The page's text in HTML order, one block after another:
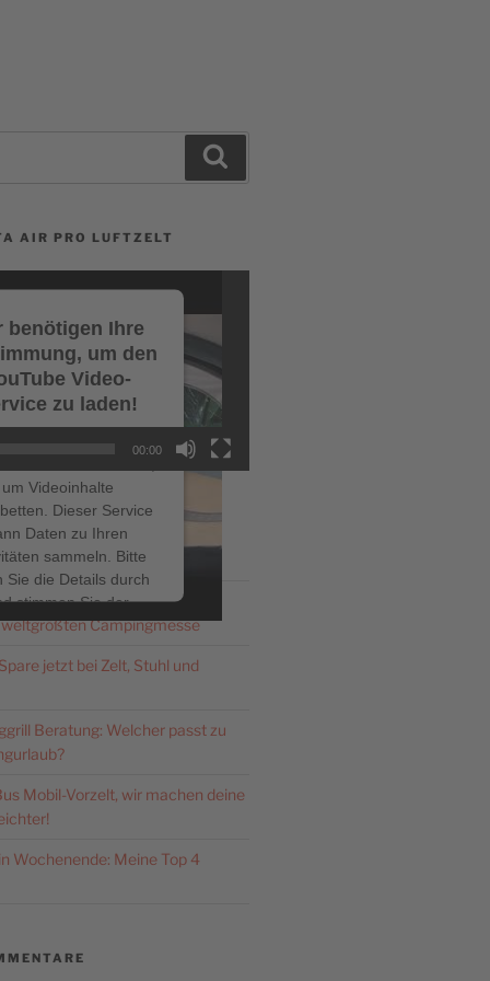
AIR PRO LUFTZELT
benötigen Ihre
um den
Video-
zu laden!
um Videoinhalte
Dieser Service
Daten zu Ihren
sammeln. Bitte
Sie die Details durch
stimmen Sie der
des Service zu, um
Akzeptieren
Usercentrics
Management
&eRecht24
00:00
2026: Zeldi.de – dein
Campingmesse
jetzt bei Zelt, Stuhl und
Beratung: Welcher passt zu
Mobil-Vorzelt, wir machen deine
Wochenende: Meine Top 4